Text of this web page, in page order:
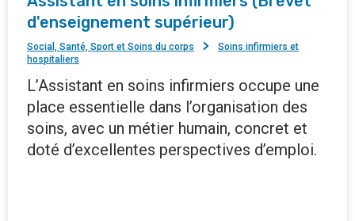
d'enseignement supérieur)
Social, Santé, Sport et Soins du corps
Soins infirmiers et
hospitaliers
L’Assistant en soins infirmiers occupe une
place essentielle dans l’organisation des
soins, avec un métier humain, concret et
doté d’excellentes perspectives d’emploi.